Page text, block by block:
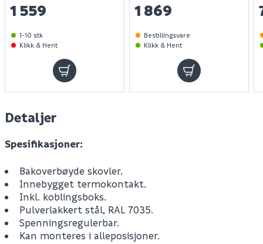
1 559
1-10 stk
Klikk & Hent
1 869
Bestillingsvare
Klikk & Hent
Detaljer
Spesifikasjoner:
Bakoverbøyde skovler.
Innebygget termokontakt.
Inkl. koblingsboks.
Pulverlakkert stål, RAL 7035.
Spenningsregulerbar.
Kan monteres i alleposisjoner.